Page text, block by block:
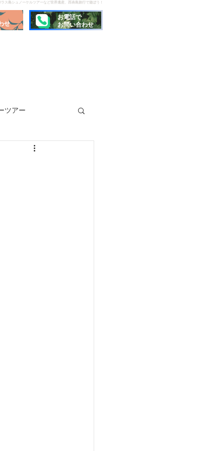
ス島シュノーケルツアーなど世界遺産、西表島旅行で遊ぼう！
せ
お電話で
お問い合わせ
ツアー